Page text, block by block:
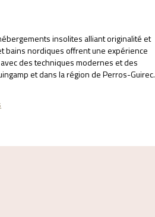
insolites alliant originalité et
bains nordiques offrent une expérience
des techniques modernes et des
et dans la région de Perros-Guirec.